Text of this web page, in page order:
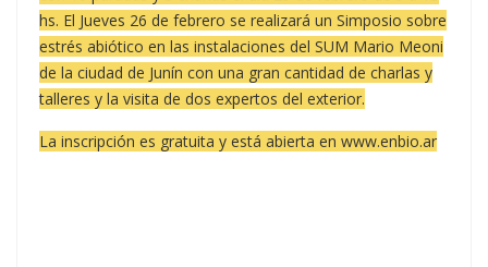
hs. El Jueves 26 de febrero se realizará un Simposio sobre
estrés abiótico en las instalaciones del SUM Mario Meoni
de la ciudad de Junín con una gran cantidad de charlas y
talleres y la visita de dos expertos del exterior.
La inscripción es gratuita y está abierta en www.enbio.ar